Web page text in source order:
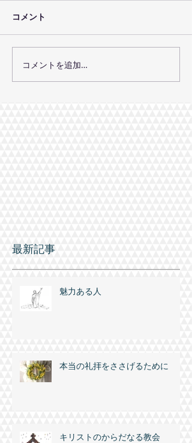
コメント
コメントを追加…
最新記事
魅力ある人
本当の礼拝をささげるために
キリストのからだなる教会